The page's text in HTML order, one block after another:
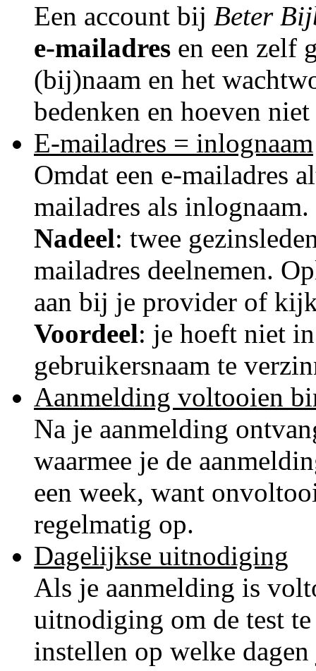
Een account bij Beter
e-mailadres en een zelf
(bij)naam en het
bedenken en hoeven
E-mailadres = inlognaam
Omdat een e-mailadres
mailadres als inlognaam.
Nadeel: twee
mailadres deelnemen.
aan bij je provider of
Voordeel: je hoeft niet
gebruikersnaam te
Aanmelding voltooien
Na je aanmelding
waarmee je de
een week, want
regelmatig op.
Dagelijkse uitnodiging
Als je aanmelding is
uitnodiging om de test
instellen op welke